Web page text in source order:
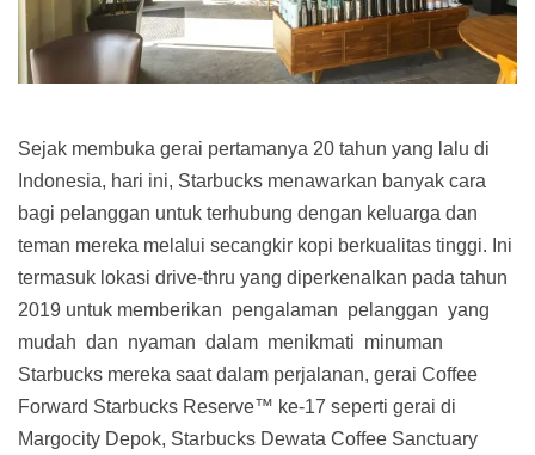
Sejak membuka gerai pertamanya 20 tahun yang lalu di
Indonesia, hari ini, Starbucks menawarkan banyak cara
bagi pelanggan untuk terhubung dengan keluarga dan
teman mereka melalui secangkir kopi berkualitas tinggi. Ini
termasuk lokasi drive-thru yang diperkenalkan pada tahun
2019 untuk memberikan pengalaman pelanggan yang
mudah dan nyaman dalam menikmati minuman
Starbucks mereka saat dalam perjalanan, gerai Coffee
Forward Starbucks Reserve™ ke-17 seperti gerai di
Margocity Depok, Starbucks Dewata Coffee Sanctuary